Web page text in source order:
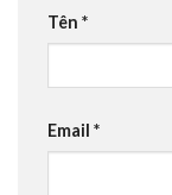
Tên *
Email *